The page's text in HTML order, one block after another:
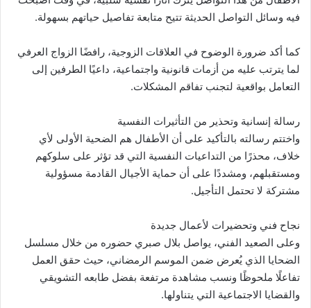
فيه وسائل التواصل الحديثة تتيح متابعة تفاصيل حياتهم بسهولة.
كما أكد ضرورة الوضوح في العلاقات الزوجية، رافضًا الزواج العرفي
لما يترتب عليه من أزمات قانونية واجتماعية، داعيًا الطرفين إلى
التعامل بواقعية لتجنب تفاقم المشكلات.
رسالة إنسانية وتحذير من التأثيرات النفسية
واختتم رسالته بالتأكيد على أن الأطفال هم الضحية الأولى لأي
خلاف، محذرًا من التداعيات النفسية التي قد تؤثر على سلوكهم
ومستقبلهم، ومشددًا على أن حماية الأجيال القادمة مسؤولية
مشتركة لا تحتمل التأجيل.
نجاح فني وتحضيرات لأعمال جديدة
وعلى الصعيد الفني، يواصل بلال صبري حضوره من خلال مسلسل
الضحايا الذي يُعرض ضمن الموسم الرمضاني، حيث حقق العمل
تفاعلًا ملحوظًا ونسب مشاهدة مرتفعة بفضل طابعه التشويقي
والقضايا الاجتماعية التي يتناولها.